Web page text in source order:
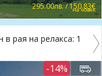
295.00лв. / 150.83€
на човек
рая на релакса: 1
-14%